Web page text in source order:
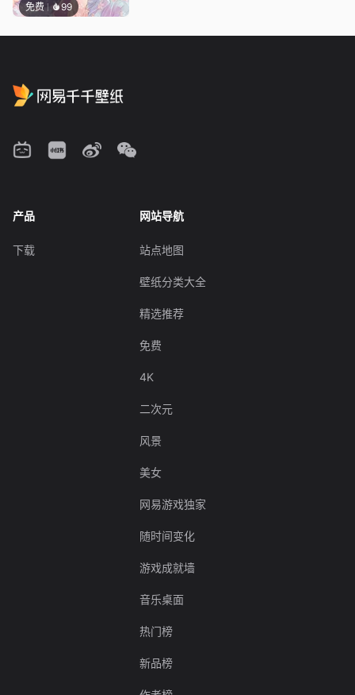
免费 99
产品
下载
网站导航
站点地图
壁纸分类大全
精选推荐
免费
4K
二次元
风景
美女
网易游戏独家
随时间变化
游戏成就墙
音乐桌面
热门榜
新品榜